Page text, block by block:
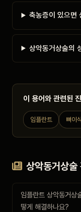
축농증이 있으면
상악동거상술의
이 용어와 관련된
임플란트 뼈이식
상악동거상술
임플란트 상악동거상
떻게 해결하나요?